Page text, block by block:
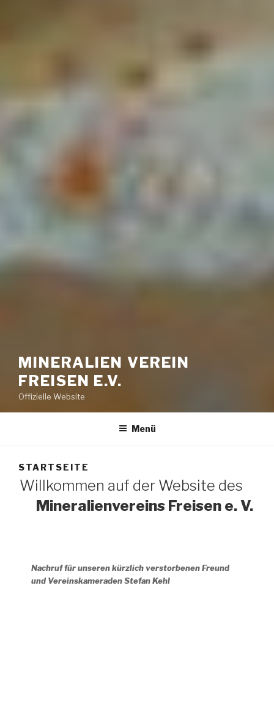
MINERALIEN VEREIN
FREISEN E.V.
Offizielle Website
Menü
STARTSEITE
Willkommen auf der Website des
Mineralienvereins Freisen e. V.
Nachruf für unseren kürzlich verstorbenen Freund
und Vereinskameraden Stefan Kehl